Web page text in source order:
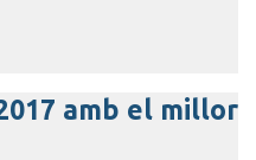
amb el millor